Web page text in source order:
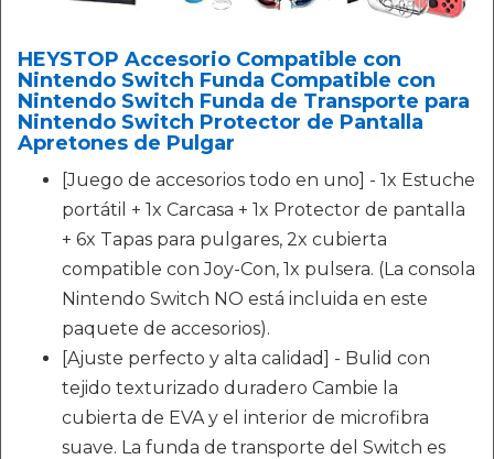
HEYSTOP Accesorio Compatible con
Nintendo Switch Funda Compatible con
Nintendo Switch Funda de Transporte para
Nintendo Switch Protector de Pantalla
Apretones de Pulgar
[Juego de accesorios todo en uno] - 1x Estuche
portátil + 1x Carcasa + 1x Protector de pantalla
+ 6x Tapas para pulgares, 2x cubierta
compatible con Joy-Con, 1x pulsera. (La consola
Nintendo Switch NO está incluida en este
paquete de accesorios).
[Ajuste perfecto y alta calidad] - Bulid con
tejido texturizado duradero Cambie la
cubierta de EVA y el interior de microfibra
suave. La funda de transporte del Switch es